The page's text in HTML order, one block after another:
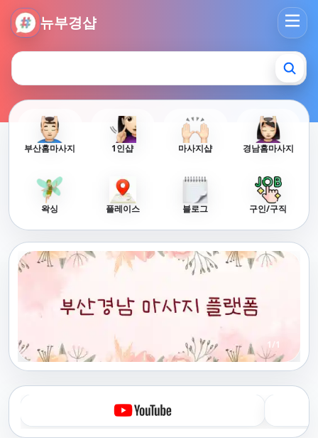
뉴부경샵
뉴부경샵 - 부산 마사지 사이트 부산마사지 부산홈타이 부산출
부산홈마사지 1인샵 마사지샵 경남홈마사지
왁싱 플레이스 블로그 구인/구직
1 /1